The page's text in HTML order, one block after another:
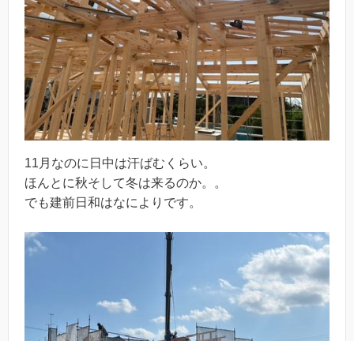
11月なのに日中は汗ばむくらい。
ほんとに秋そして冬は来るのか。。
でも建前日和はなによりです。